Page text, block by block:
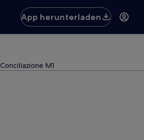
App herunterladen
M1